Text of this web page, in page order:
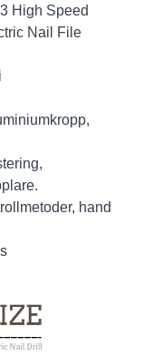
High Speed
Nail File
hand